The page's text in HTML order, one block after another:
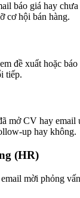
báo giá hay
cơ hội bán hàng.
đề xuẩt hoặc
tiếp.
mở CV hay email
up hay không.
(HR)
mời phỏng